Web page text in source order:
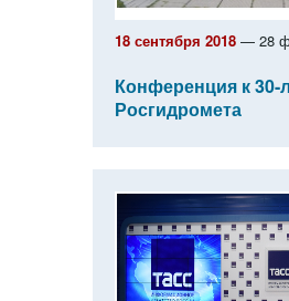
18 сентября 2018 — 28
Конференция к
Росгидромета